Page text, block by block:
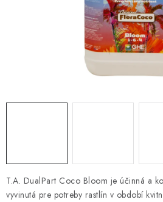
Obchodné podmienky
Predávané
Podmienky o ochrane osobných údajov
T.A. DualPart Coco Bloom je účinná a
vyvinutá pre potreby rastlín v období